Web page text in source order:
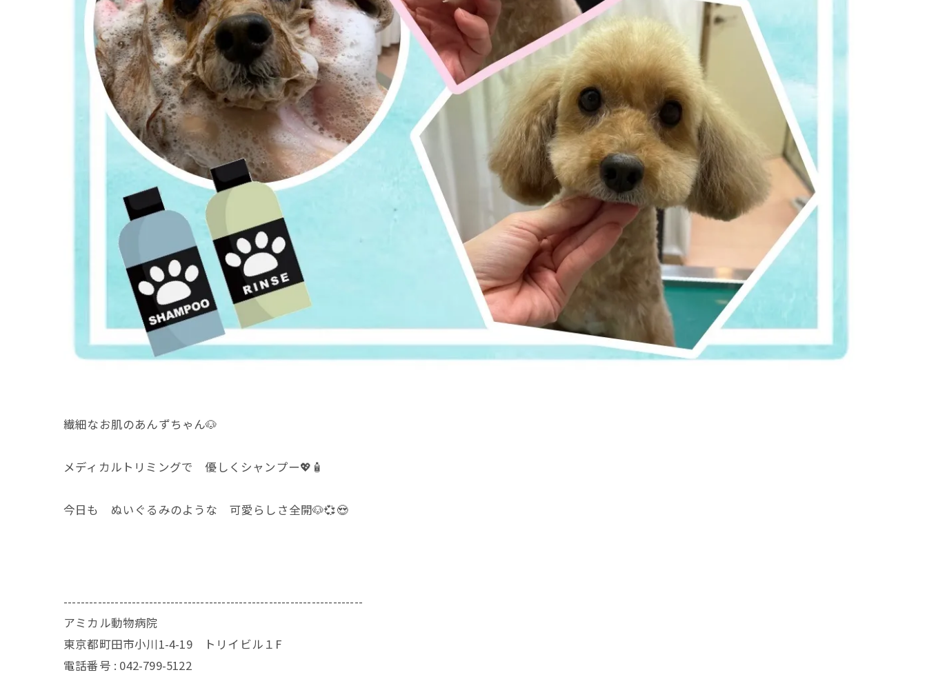
繊細なお肌のあんずちゃん🐶
メディカルトリミングで 優しくシャンプー💖🧴
今日も ぬいぐるみのような 可愛らしさ全開🐶💞😍
----------------------------------------------------------------------
アミカル動物病院
東京都町田市小川1-4-19 トリイビル１F
電話番号 : 042-799-5122